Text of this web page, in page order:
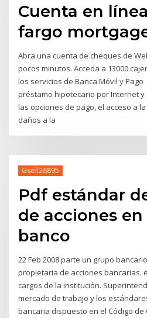
Cuenta en
fargo
Abra una cuenta de cheques de
pocos minutos. Acceda a 13000
los servicios de Banca Móvil y
préstamo hipotecario por Internet
las opciones de pago, el acceso a
daños a la
Gsell26895
Pdf estándar
de acciones
banco
22 Feb 2008 parte un grupo
propietaria de acciones bancarias.
cargos de la institución.
mercado de trabajo y los
bancaria dispuesto en el Código de